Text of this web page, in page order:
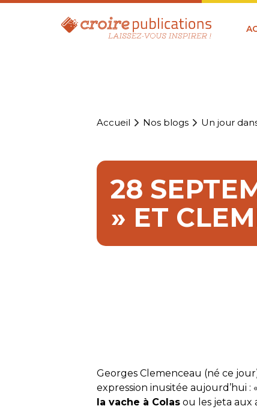
Accueil Nos blogs Un jour
28
» ET
Georges Clemenceau (né ce
expression inusitée aujourd’hui :
la vache à Colas ou les jeta aux